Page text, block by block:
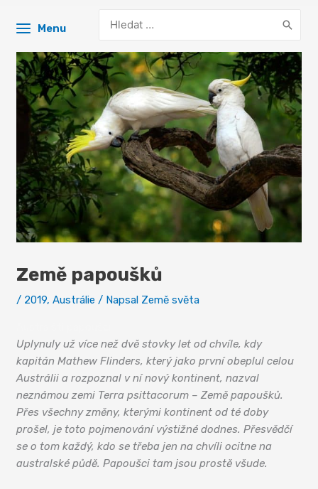
Menu
for:
Země papoušků
/ 2019,Austrálie / Napsal Země světa
Uplynuly už více než dvě stovky let od chvíle, kdy
kapitán Mathew Flinders, který jako první obeplul celou
Austrálii a rozpoznal v ní nový kontinent, nazval
neznámou zemi Terra psittacorum – Země papoušků.
Přes všechny změny, kterými kontinent od té doby
prošel, je toto pojmenování výstižné dodnes. Přesvědčí
se o tom každý, kdo se třeba jen na chvíli ocitne na
australské půdě. Papoušci tam jsou prostě všude.